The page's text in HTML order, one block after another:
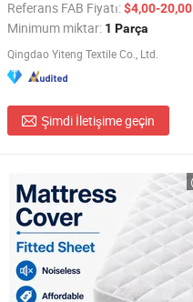
Referans FAB Fiyatı:$4,00-20,00
Minimum miktar: 1 Parça
Qingdao Yiteng Textile Co., Ltd.
Şimdi İletişime geçin